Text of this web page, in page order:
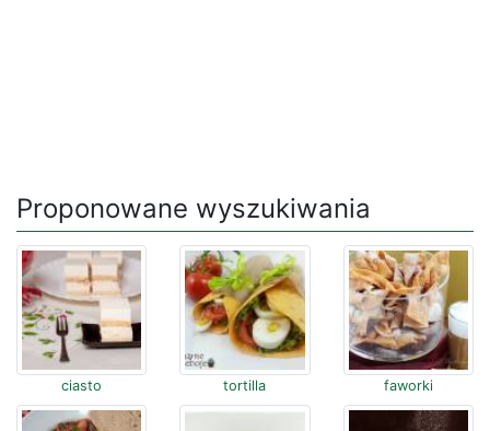
Proponowane wyszukiwania
ciasto tortilla faworki